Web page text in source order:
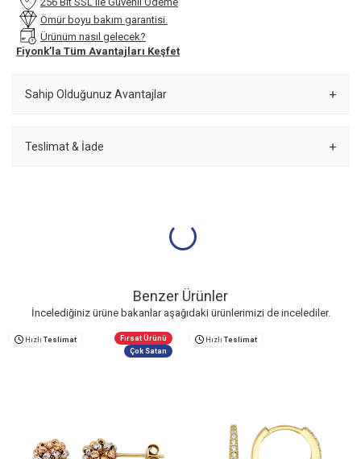
Ömür boyu bakım garantisi.
Ürünüm nasıl gelecek?
Fiyonk’la Tüm Avantajları Keşfet
Sahip Olduğunuz Avantajlar
Teslimat & İade
Benzer Ürünler
İncelediğiniz ürüne bakanlar aşağıdaki ürünlerimizi de incelediler.
Hızlı Teslimat
Fırsat Ürünü
Çok Satan
Hızlı Teslimat